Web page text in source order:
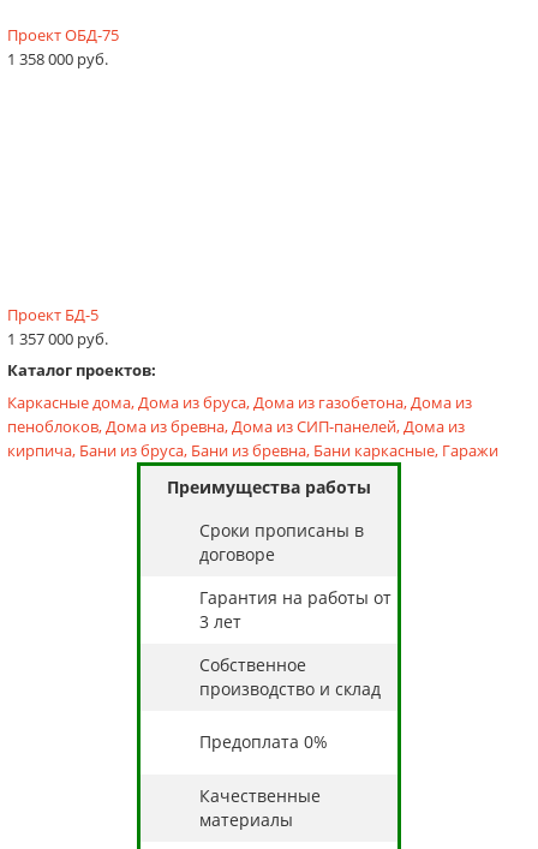
Проект ОБД-75
1 358 000 руб.
Проект БД-5
1 357 000 руб.
Каталог проектов:
Каркасные дома,Дома из бруса,Дома из газобетона,Дома из
пеноблоков,Дома из бревна,Дома из СИП-панелей,Дома из
кирпича, Бани из бруса, Бани из бревна, Бани каркасные, Гаражи
Преимущества работы
Cроки прописаны в
договоре
Гарантия на работы от
3 лет
Собственное
производство и склад
Предоплата 0%
Качественные
материалы